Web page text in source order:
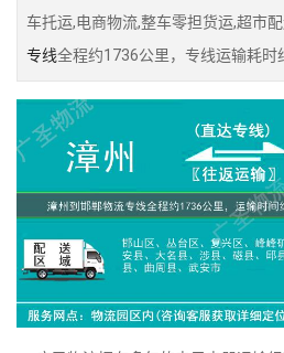
车托运,电商物流,整车零担货运,超市配
专线全程约1736公里，专线运输耗时